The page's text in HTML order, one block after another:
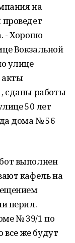
на
- Хорошо
Вокзальной
улице
акты
сданы работы
50 лет
дома № 56
выполнен
кафель на
перил.
№ 39/1 по
все же будут